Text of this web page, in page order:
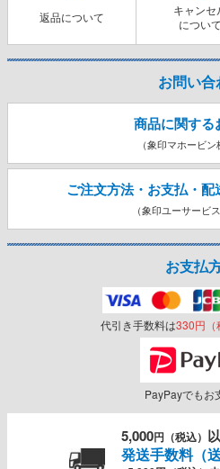
返品について
キャンセ
について
お問い合
商品に関する
（象印マホービン
ご注文方法・お支払・配
（象印ユーサービ
お支払
代引き手数料は330円（
PayPayでもお
5,000円（税込）
発送手数料（